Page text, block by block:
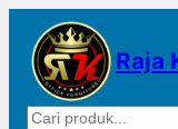
Lewati
konten
Raja
Cari